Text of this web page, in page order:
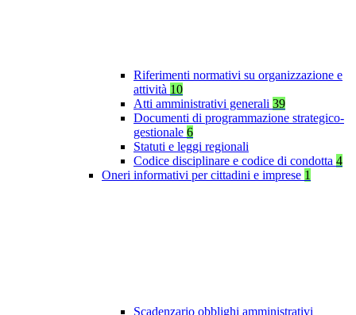
Riferimenti normativi su organizzazione e
attività 10
Atti amministrativi generali 39
Documenti di programmazione strategico-
gestionale 6
Statuti e leggi regionali
Codice disciplinare e codice di condotta 4
Oneri informativi per cittadini e imprese 1
Scadenzario obblighi amministrativi